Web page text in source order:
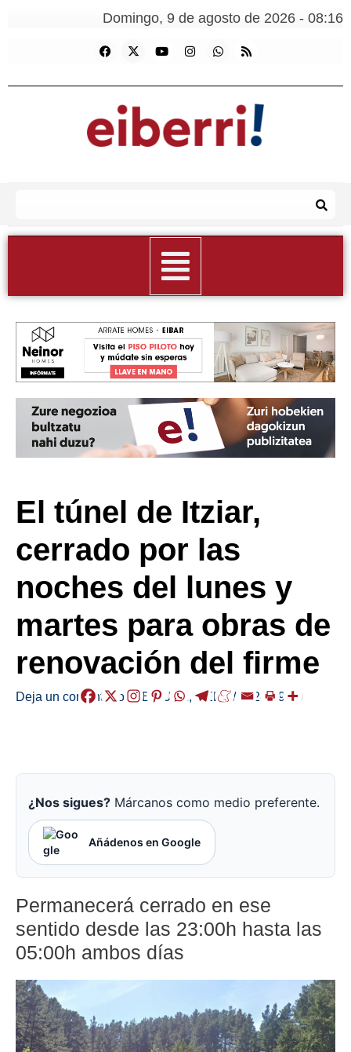
Domingo, 9 de agosto de 2026 - 08:16
El túnel de Itziar,
cerrado por las
noches del lunes y
martes para obras de
renovación del firme
Deja un comentario /ABISUAK , DEBA/ 2024-09-29
¿Nos sigues? Márcanos como medio preferente.
Añádenos en Google
Permanecerá cerrado en ese
sentido desde las 23:00h hasta las
05:00h ambos días